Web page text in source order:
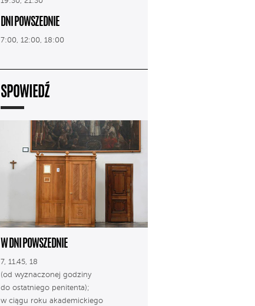
DNI POWSZEDNIE
7:00, 12:00, 18:00
SPOWIEDŹ
W DNI POWSZEDNIE
7, 11.45, 18
(od wyznaczonej godziny
do ostatniego penitenta);
w ciągu roku akademickiego